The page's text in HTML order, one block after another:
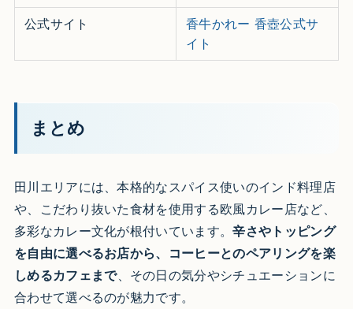
公式サイト
香牛かれー 香壺公式サ
イト
まとめ
田川エリアには、本格的なスパイス使いのインド料理店
や、こだわり抜いた食材を使用する欧風カレー店など、
多彩なカレー文化が根付いています。辛さやトッピング
を自由に選べるお店から、コーヒーとのペアリングを楽
しめるカフェまで、その日の気分やシチュエーションに
合わせて選べるのが魅力です。